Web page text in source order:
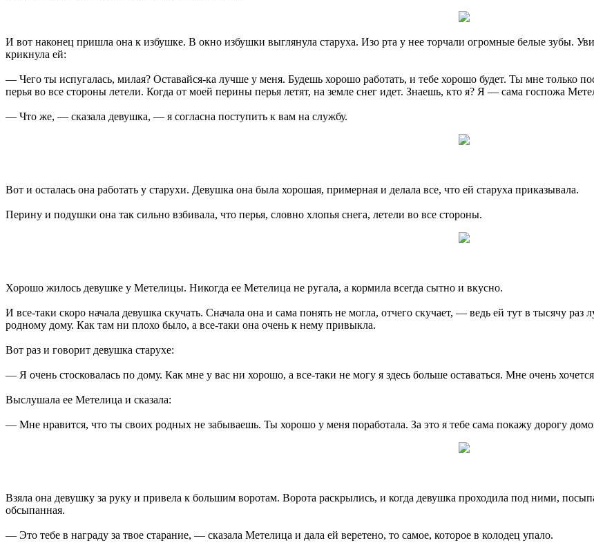
И вот наконец пришла она к избушке. В окно избушки выглянула старуха. Изо рта у нее торчали огромные белые зубы.
крикнула ей:
— Чего ты испугалась, милая? Оставайся-ка лучше у меня. Будешь хорошо работать, и тебе хорошо будет. Ты мне только
перья во все стороны летели. Когда от моей перины перья летят, на земле снег идет. Знаешь, кто я? Я — сама госпожа
— Что же, — сказала девушка, — я согласна поступить к вам на службу.
Вот и осталась она работать у старухи. Девушка она была хорошая, примерная и делала все, что ей старуха приказывала.
Перину и подушки она так сильно взбивала, что перья, словно хлопья снега, летели во все стороны.
Хорошо жилось девушке у Метелицы. Никогда ее Метелица не ругала, а кормила всегда сытно и вкусно.
И все-таки скоро начала девушка скучать. Сначала она и сама понять не могла, отчего скучает, — ведь ей тут в тысячу
родному дому. Как там ни плохо было, а все-таки она очень к нему привыкла.
Вот раз и говорит девушка старухе:
— Я очень стосковалась по дому. Как мне у вас ни хорошо, а все-таки не могу я здесь больше оставаться. Мне очень
Выслушала ее Метелица и сказала:
— Мне нравится, что ты своих родных не забываешь. Ты хорошо у меня поработала. За это я тебе сама покажу дорогу
Взяла она девушку за руку и привела к большим воротам. Ворота раскрылись, и когда девушка проходила под ними,
обсыпанная.
— Это тебе в награду за твое старание, — сказала Метелица и дала ей веретено, то самое, которое в колодец упало.